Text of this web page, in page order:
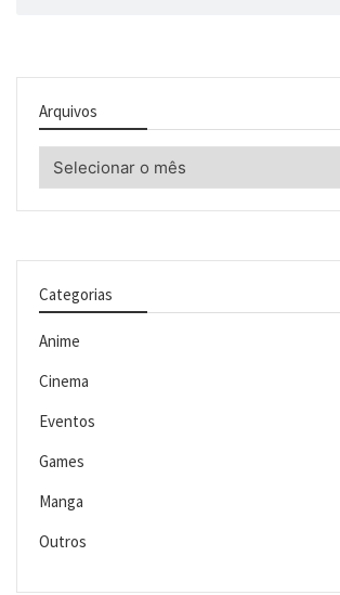
Arquivos
Categorias
Anime
Cinema
Eventos
Games
Manga
Outros